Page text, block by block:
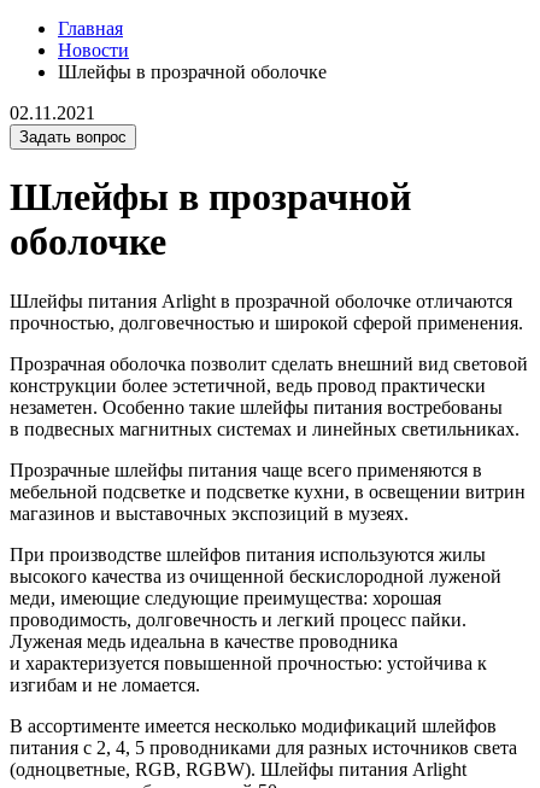
Главная
Новости
Шлейфы в прозрачной оболочке
02.11.2021
Задать вопрос
Шлейфы в прозрачной
оболочке
Шлейфы питания Arlight в прозрачной оболочке отличаются
прочностью, долговечностью и широкой сферой применения.
Прозрачная оболочка позволит сделать внешний вид световой
конструкции более эстетичной, ведь провод практически
незаметен. Особенно такие шлейфы питания востребованы
в подвесных магнитных системах и линейных светильниках.
Прозрачные шлейфы питания чаще всего применяются в
мебельной подсветке и подсветке кухни, в освещении витрин
магазинов и выставочных экспозиций в музеях.
При производстве шлейфов питания используются жилы
высокого качества из очищенной бескислородной луженой
меди, имеющие следующие преимущества: хорошая
проводимость, долговечность и легкий процесс пайки.
Луженая медь идеальна в качестве проводника
и характеризуется повышенной прочностью: устойчива к
изгибам и не ломается.
В ассортименте имеется несколько модификаций шлейфов
питания с 2, 4, 5 проводниками для разных источников света
(одноцветные, RGB, RGBW). Шлейфы питания Arlight